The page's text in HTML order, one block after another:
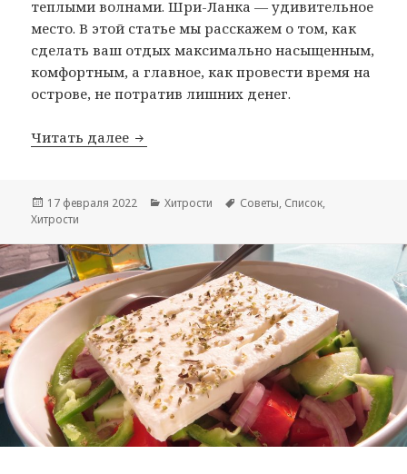
теплыми волнами. Шри-Ланка — удивительное
место. В этой статье мы расскажем о том, как
сделать ваш отдых максимально насыщенным,
комфортным, а главное, как провести время на
острове, не потратив лишних денег.
Читать далее Хитрости экономной Шри-Ланки
Опубликовано
17 февраля 2022 Рубрики
Хитрости Метки
Советы, Список,
Хитрости